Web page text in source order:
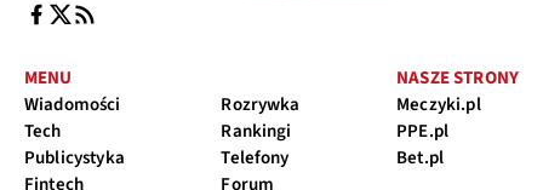
MENU
Wiadomości
Tech
Publicystyka
Fintech
Rozrywka
Rankingi
Telefony
Forum
NASZE STRONY
Meczyki.pl
PPE.pl
Bet.pl